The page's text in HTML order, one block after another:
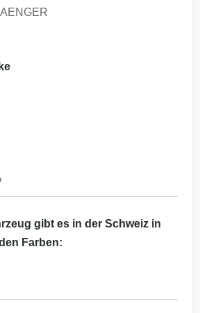
gibt es in der Schweiz in
Farben: